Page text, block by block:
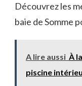
Découvrez les
baie de Somme
A lire aussi À
piscine